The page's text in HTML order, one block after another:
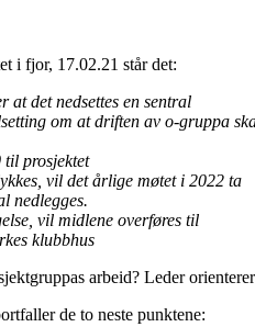
i fjor, 17.02.21 står det:
at det nedsettes en sentral
om at driften av o-gruppa
til prosjektet
vil det årlige møtet i 2022 ta
nedlegges.
vil midlene overføres til
klubbhus
arbeid? Leder
de to neste punktene: